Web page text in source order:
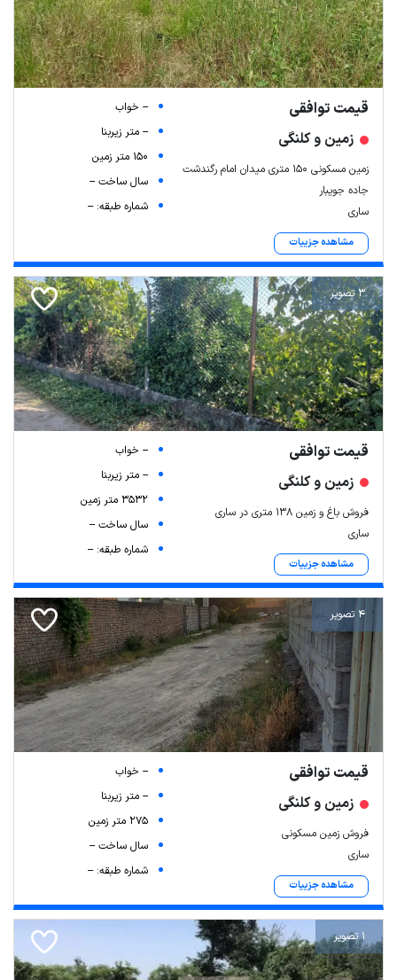
قیمت توافقی
زمین و کلنگی
زمین مسکونی ۱۵۰ متری میدان امام رگندشت
جاده جویبار
ساری
مشاهده جزییات
-- خواب
-- متر زیربنا
150 متر زمین
سال ساخت --
شماره طبقه: --
3 تصویر
قیمت توافقی
زمین و کلنگی
فروش باغ و زمین ۱۳۸ متری در ساری
ساری
مشاهده جزییات
-- خواب
-- متر زیربنا
3532 متر زمین
سال ساخت --
شماره طبقه: --
4 تصویر
قیمت توافقی
زمین و کلنگی
فروش زمین مسکونی
ساری
مشاهده جزییات
-- خواب
-- متر زیربنا
275 متر زمین
سال ساخت --
شماره طبقه: --
1 تصویر